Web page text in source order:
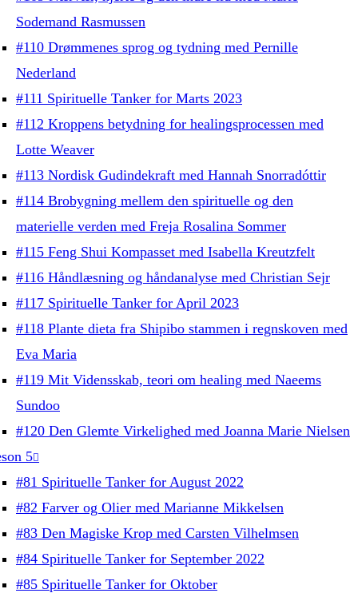
Sodemand Rasmussen
#110 Drømmenes sprog og tydning med Pernille
Nederland
#111 Spirituelle Tanker for Marts 2023
#112 Kroppens betydning for healingsprocessen med
Lotte Weaver
#113 Nordisk Gudindekraft med Hannah Snorradóttir
#114 Brobygning mellem den spirituelle og den
materielle verden med Freja Rosalina Sommer
#115 Feng Shui Kompasset med Isabella Kreutzfelt
#116 Håndlæsning og håndanalyse med Christian Sejr
#117 Spirituelle Tanker for April 2023
#118 Plante dieta fra Shipibo stammen i regnskoven med
Eva Maria
#119 Mit Vidensskab, teori om healing med Naeems
Sundoo
#120 Den Glemte Virkelighed med Joanna Marie Nielsen
5
#81 Spirituelle Tanker for August 2022
#82 Farver og Olier med Marianne Mikkelsen
#83 Den Magiske Krop med Carsten Vilhelmsen
#84 Spirituelle Tanker for September 2022
#85 Spirituelle Tanker for Oktober